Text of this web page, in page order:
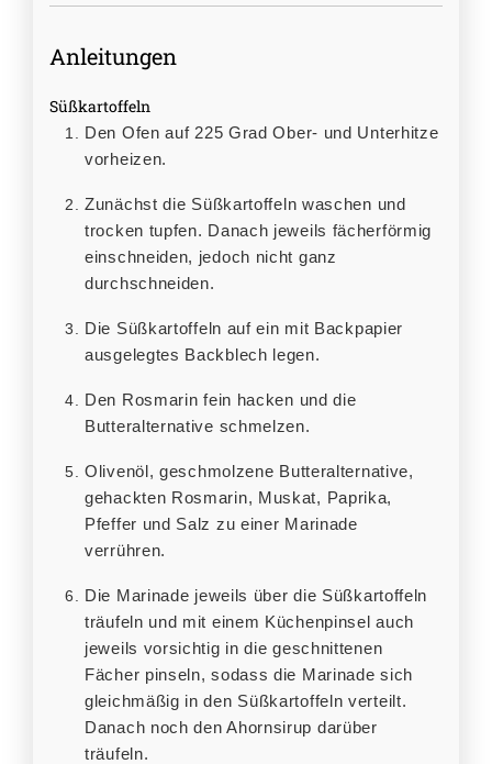
Anleitungen
Süßkartoffeln
Den Ofen auf 225 Grad Ober- und Unterhitze
vorheizen.
Zunächst die Süßkartoffeln waschen und
trocken tupfen. Danach jeweils fächerförmig
einschneiden, jedoch nicht ganz
durchschneiden.
Die Süßkartoffeln auf ein mit Backpapier
ausgelegtes Backblech legen.
Den Rosmarin fein hacken und die
Butteralternative schmelzen.
Olivenöl, geschmolzene Butteralternative,
gehackten Rosmarin, Muskat, Paprika,
Pfeffer und Salz zu einer Marinade
verrühren.
Die Marinade jeweils über die Süßkartoffeln
träufeln und mit einem Küchenpinsel auch
jeweils vorsichtig in die geschnittenen
Fächer pinseln, sodass die Marinade sich
gleichmäßig in den Süßkartoffeln verteilt.
Danach noch den Ahornsirup darüber
träufeln.